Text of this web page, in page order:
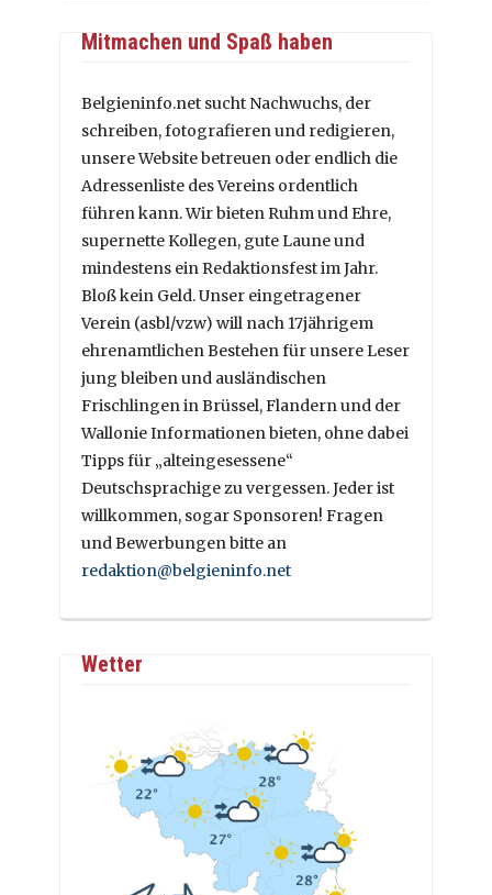
Mitmachen und Spaß haben
Belgieninfo.net sucht Nachwuchs, der
schreiben, fotografieren und redigieren,
unsere Website betreuen oder endlich die
Adressenliste des Vereins ordentlich
führen kann. Wir bieten Ruhm und Ehre,
supernette Kollegen, gute Laune und
mindestens ein Redaktionsfest im Jahr.
Bloß kein Geld. Unser eingetragener
Verein (asbl/vzw) will nach 17jährigem
ehrenamtlichen Bestehen für unsere Leser
jung bleiben und ausländischen
Frischlingen in Brüssel, Flandern und der
Wallonie Informationen bieten, ohne dabei
Tipps für „alteingesessene“
Deutschsprachige zu vergessen. Jeder ist
willkommen, sogar Sponsoren! Fragen
und Bewerbungen bitte an
redaktion@belgieninfo.net
Wetter